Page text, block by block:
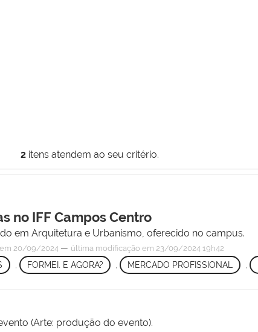
2itens atendem ao seu critério.
no IFF Campos Centro
em Arquitetura e Urbanismo, oferecido no campus.
em 20/09/2024 — última modificação em 23/09/2024 19h42
FORMEI. E AGORA? , MERCADO PROFISSIONAL ,
(Arte: produção do evento).